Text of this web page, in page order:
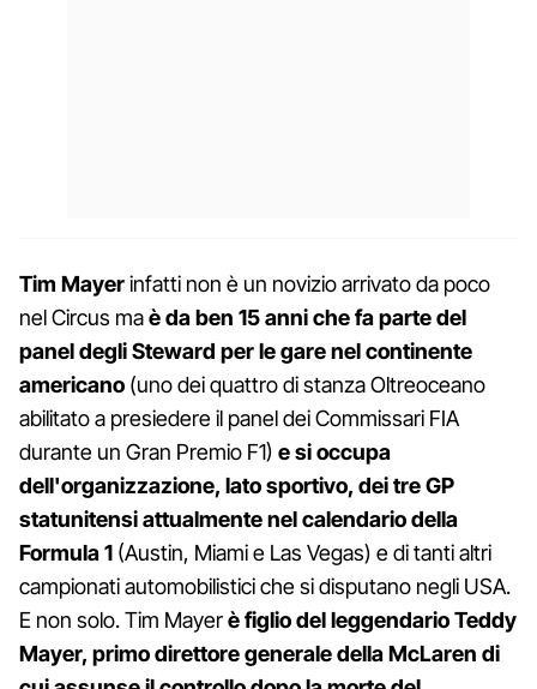
Tim Mayerinfatti non è un novizio arrivato da poco
nel Circus maè da ben 15 anni che fa parte del
panel degli Steward per le gare nel continente
americano (uno dei quattro di stanza Oltreoceano
abilitato a presiedere il panel dei Commissari FIA
durante un Gran Premio F1) e si occupa
dell'organizzazione, lato sportivo, dei tre GP
statunitensi attualmente nel calendario della
Formula 1 (Austin, Miami e Las Vegas) e di tanti altri
campionati automobilistici che si disputano negli USA.
E non solo. Tim Mayerè figlio del leggendario Teddy
Mayer, primo direttore generale della McLaren di